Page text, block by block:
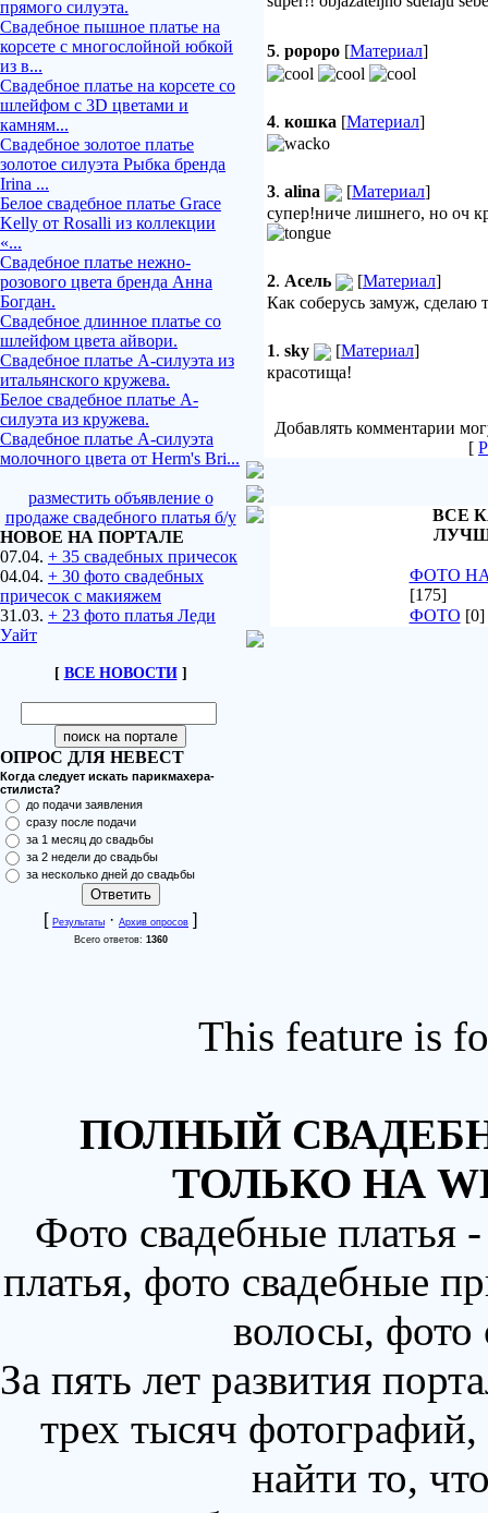
прямого силуэта.
Свадебное пышное платье на
корсете с многослойной юбкой
из в...
Свадебное платье на корсете со
шлейфом с 3D цветами и
камням...
Свадебное золотое платье
золотое силуэта Рыбка бренда
Irina ...
Белое свадебное платье Grace
Kelly от Rosalli из коллекции
«...
Свадебное платье нежно-
розового цвета бренда Анна
Богдан.
Свадебное длинное платье со
шлейфом цвета айвори.
Свадебное платье А-силуэта из
итальянского кружева.
Белое свадебное платье А-
силуэта из кружева.
Свадебное платье А-силуэта
молочного цвета от Herm's Bri...
разместить объявление о
продаже свадебного платья б/у
НОВОЕ НА ПОРТАЛЕ
07.04. + 35 свадебных причесок
04.04. + 30 фото свадебных
причесок с макияжем
31.03. + 23 фото платья Леди
Уайт
[ ВСЕ НОВОСТИ]
ОПРОС ДЛЯ НЕВЕСТ
Когда следует искать парикмахера-
стилиста?
до подачи заявления
сразу после подачи
за 1 месяц до свадьбы
за 2 недели до свадьбы
за несколько дней до свадьбы
[ Результаты · Архив опросов ]
Всего ответов: 1360
5. ророро [Материал]
4. кошка [Материал]
3. alina [Материал]
супер!ниче лишнего, но оч
2. Асель [Материал]
Как соберусь замуж, сделаю
1. sky [Материал]
красотища!
Добавлять комментарии
[
ВСЕ
ФОТО
[175]
ФОТО [0]
This feature is
ПОЛНЫЙ
ТОЛЬКО НА
Фото свадебные
платья, фото свадебные
волосы,
За пять лет развития
трех тысяч
найти то,